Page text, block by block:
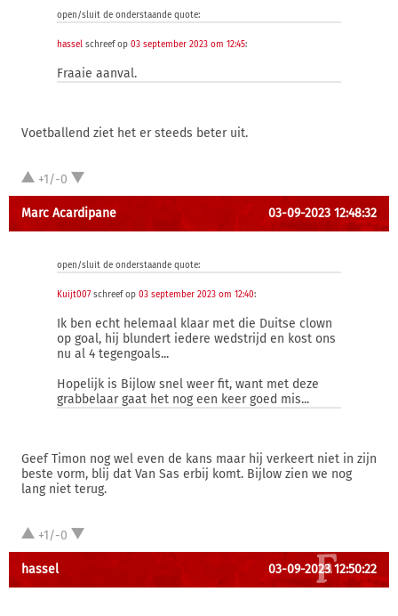
open/sluit de onderstaande quote:
hassel schreef op 03 september 2023 om 12:45:
Fraaie aanval.
Voetballend ziet het er steeds beter uit.
+1/-0
Marc Acardipane 03-09-2023 12:48:32
open/sluit de onderstaande quote:
Kuijt007schreef op 03 september 2023 om 12:40:
Ik ben echt helemaal klaar met die Duitse clown
op goal, hij blundert iedere wedstrijd en kost ons
nu al 4 tegengoals...
Hopelijk is Bijlow snel weer fit, want met deze
grabbelaar gaat het nog een keer goed mis...
Geef Timon nog wel even de kans maar hij verkeert niet in zijn
beste vorm, blij dat Van Sas erbij komt. Bijlow zien we nog
lang niet terug.
+1/-0
hassel 03-09-2023 12:50:22